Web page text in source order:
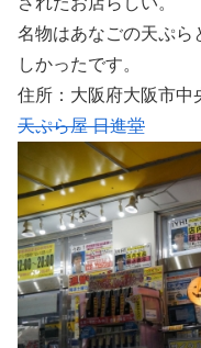
名物はあなごの天ぷら
しかったです。
住所：大阪府大阪市中
天ぷら屋 日進堂